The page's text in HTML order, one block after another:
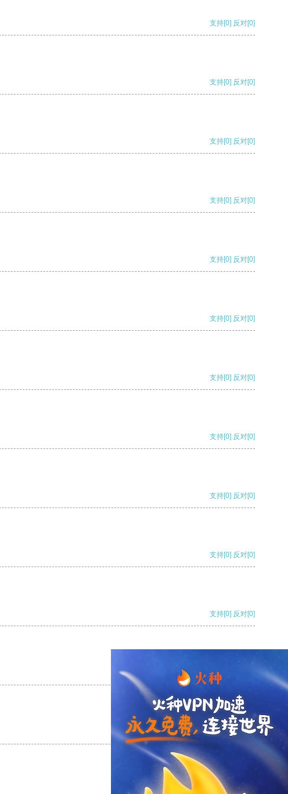
支持[0] 反对[0]
支持[0] 反对[0]
支持[0] 反对[0]
支持[0] 反对[0]
支持[0] 反对[0]
支持[0] 反对[0]
支持[0] 反对[0]
支持[0] 反对[0]
支持[0] 反对[0]
支持[0] 反对[0]
支持[0] 反对[0]
支持
支持[0] 反对[0]
支持[0] 反对[0]